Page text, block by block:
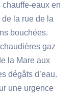
chauffe-eaux en
la rue de la
bouchées.
gaz
la Mare aux
dégâts d’eau.
une urgence